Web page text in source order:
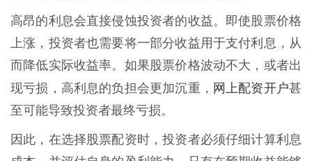
高昂的利息会直接侵蚀投资者的收益。即使股票价格
上涨，投资者也需要将一部分收益用于支付利息，从
而降低实际收益率。如果股票价格波动不大，或者出
现亏损，高利息的负担会更加沉重， 网上配资开户甚
至可能导致投资者最终亏损。
因此，在选择股票配资时，投资者必须仔细计算利息